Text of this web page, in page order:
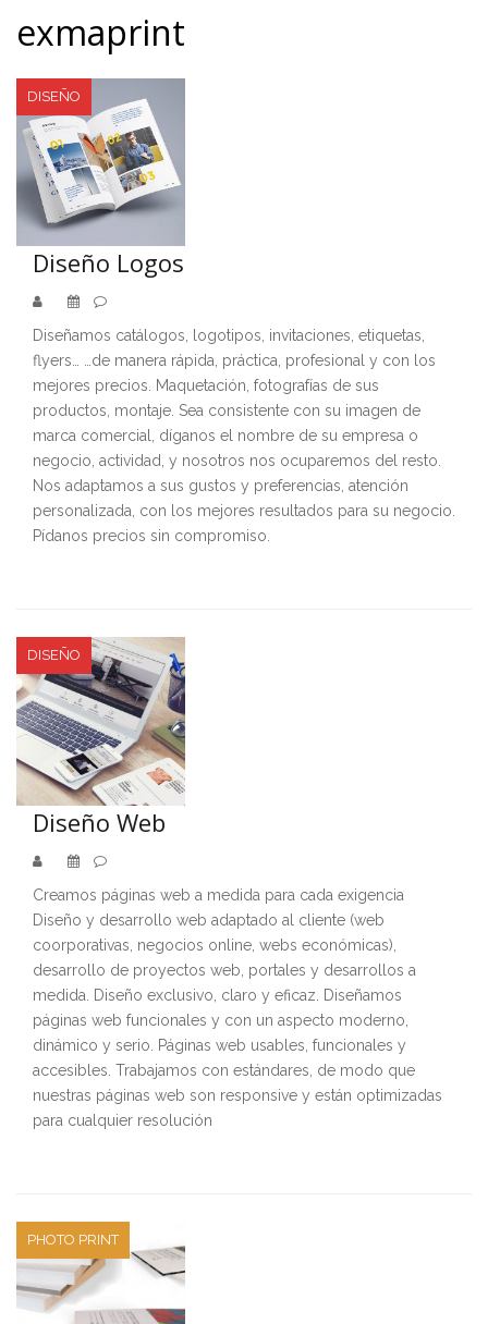
exmaprint
DISEÑO
Diseño Logos
Diseñamos catálogos, logotipos, invitaciones, etiquetas,
flyers… …de manera rápida, práctica, profesional y con los
mejores precios. Maquetación, fotografías de sus
productos, montaje. Sea consistente con su imagen de
marca comercial, díganos el nombre de su empresa o
negocio, actividad, y nosotros nos ocuparemos del resto.
Nos adaptamos a sus gustos y preferencias, atención
personalizada, con los mejores resultados para su negocio.
Pídanos precios sin compromiso.
DISEÑO
Diseño Web
Creamos páginas web a medida para cada exigencia
Diseño y desarrollo web adaptado al cliente (web
coorporativas, negocios online, webs económicas),
desarrollo de proyectos web, portales y desarrollos a
medida. Diseño exclusivo, claro y eficaz. Diseñamos
páginas web funcionales y con un aspecto moderno,
dinámico y serio. Páginas web usables, funcionales y
accesibles. Trabajamos con estándares, de modo que
nuestras páginas web son responsive y están optimizadas
para cualquier resolución
PHOTO PRINT